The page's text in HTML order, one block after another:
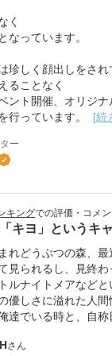
く
なっています。
珍しく顔出しをされ
ることなく
ント開催、オリジ
行っています。
[続
ー
キングでの評価・コメン
キヨ」というキ
れどうぶつの森、
見られるし、見終
ルナイトメアなど
優しさに溢れた人
達でいる時と、自
さん